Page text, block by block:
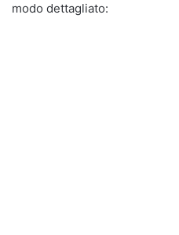
modo dettagliato: